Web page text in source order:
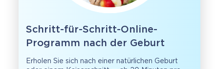
Schritt-für-Schritt-Online-
Programm nach der Geburt
Erholen Sie sich nach einer natürlichen Geburt